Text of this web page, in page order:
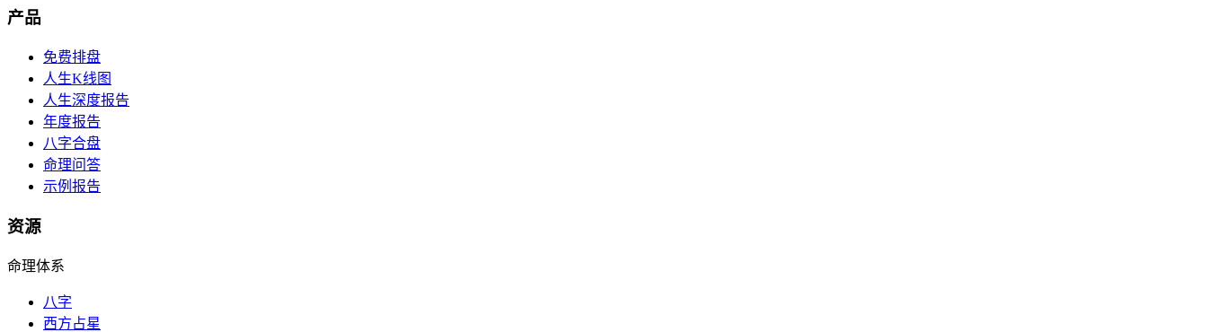
产品
免费排盘
人生K线图
人生深度报告
年度报告
八字合盘
命理问答
示例报告
资源
命理体系
八字
西方占星